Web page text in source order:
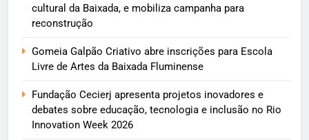
cultural da Baixada, e mobiliza campanha para
reconstrução
Gomeia Galpão Criativo abre inscrições para Escola
Livre de Artes da Baixada Fluminense
Fundação Cecierj apresenta projetos inovadores e
debates sobre educação, tecnologia e inclusão no Rio
Innovation Week 2026